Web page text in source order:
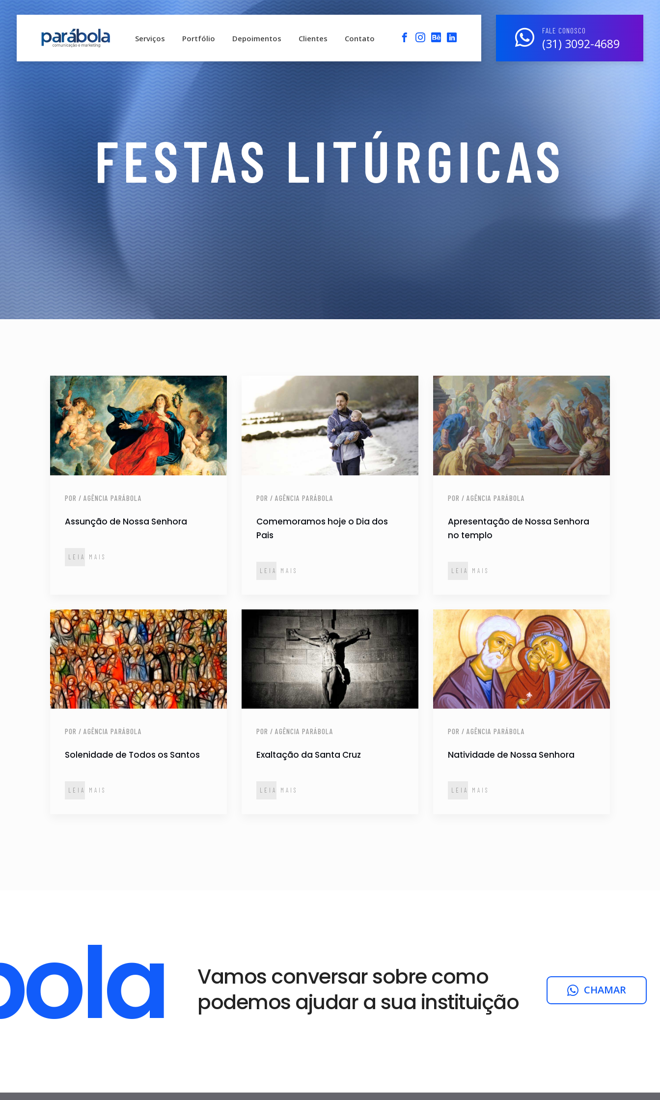
Serviços Portfólio Depoimentos Clientes Contato
FALE CONOSCO
(31) 3092-4689
FESTAS LITÚRGICAS
POR / AGÊNCIA PARÁBOLA
Assunção de Nossa Senhora
LEIA MAIS
POR / AGÊNCIA PARÁBOLA
Comemoramos hoje o Dia dos
Pais
LEIA MAIS
POR / AGÊNCIA PARÁBOLA
Apresentação de Nossa Senhora
no templo
LEIA MAIS
POR / AGÊNCIA PARÁBOLA
Solenidade de Todos os Santos
LEIA MAIS
POR / AGÊNCIA PARÁBOLA
Exaltação da Santa Cruz
LEIA MAIS
POR / AGÊNCIA PARÁBOLA
Natividade de Nossa Senhora
LEIA MAIS
Vamos conversar sobre como
podemos ajudar a sua instituição
CHAMAR